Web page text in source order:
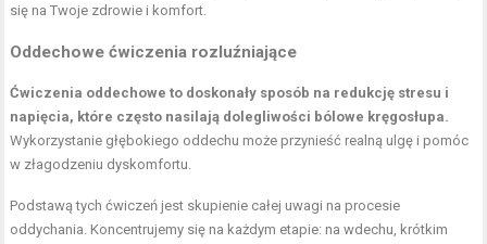
się na Twoje zdrowie i komfort.
Oddechowe ćwiczenia rozluźniające
Ćwiczenia oddechowe to doskonały sposób na redukcję stresu i
napięcia, które często nasilają dolegliwości bólowe kręgosłupa.
Wykorzystanie głębokiego oddechu może przynieść realną ulgę i pomóc
w złagodzeniu dyskomfortu.
Podstawą tych ćwiczeń jest skupienie całej uwagi na procesie
oddychania. Koncentrujemy się na każdym etapie: na wdechu, krótkim